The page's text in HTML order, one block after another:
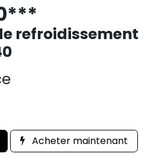
refroidissement
Acheter maintenant